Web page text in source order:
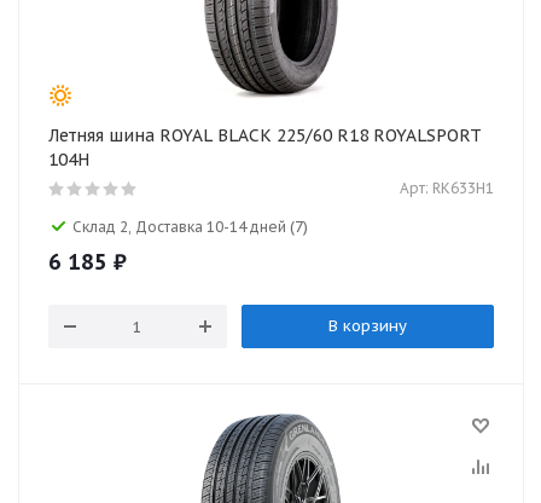
Летняя шина ROYAL BLACK 225/60 R18 ROYALSPORT
104H
Арт: RK633H1
Склад 2, Доставка 10-14 дней (7)
6 185 ₽
В корзину